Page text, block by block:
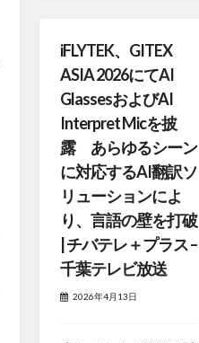
iFLYTEK、GITEX
ASIA 2026にてAI
GlassesおよびAI
Interpret Micを披
露 あらゆるシーン
に対応するAI翻訳ソ
リューションによ
り、言語の壁を打破
| チバテレ＋プラス –
千葉テレビ放送
2026年4月13日